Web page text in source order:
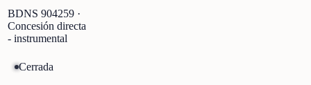
BDNS 904259 ·
Concesión directa
- instrumental
Cerrada